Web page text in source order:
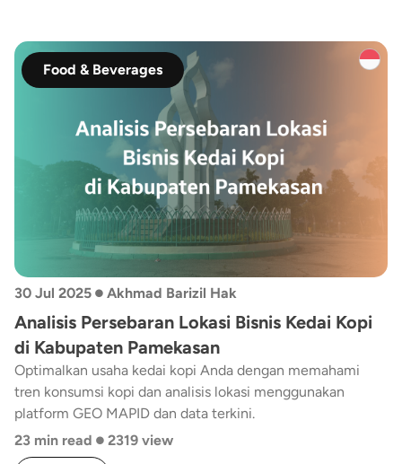
baru untuk pengembangan usaha mie ayam. Fitur INSIGHT
dari GEO MAPID digunakan dalam proses analisis dalam
artikel ini.
Food & Beverages
30 Jul 2025 • Akhmad Barizil Hak
Analisis Persebaran Lokasi Bisnis Kedai Kopi
di Kabupaten Pamekasan
Optimalkan usaha kedai kopi Anda dengan memahami
tren konsumsi kopi dan analisis lokasi menggunakan
platform GEO MAPID dan data terkini.
23 min read • 2319 view